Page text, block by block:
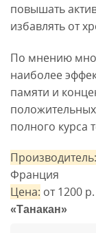
повышать
избавлять от
По мнению
наиболее
памяти и
полного курса
Производитель:
Франция
Цена: от 1200 р.
«Танакан»